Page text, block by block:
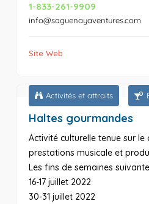
1-833-261-9909
info@saguenayaventures.com
Site Web
Activités et attraits
Haltes gourmandes
Activité culturelle tenue sur le
prestations musicale et
Les fins de semaines
16-17 juillet 2022
30-31 juillet 2022